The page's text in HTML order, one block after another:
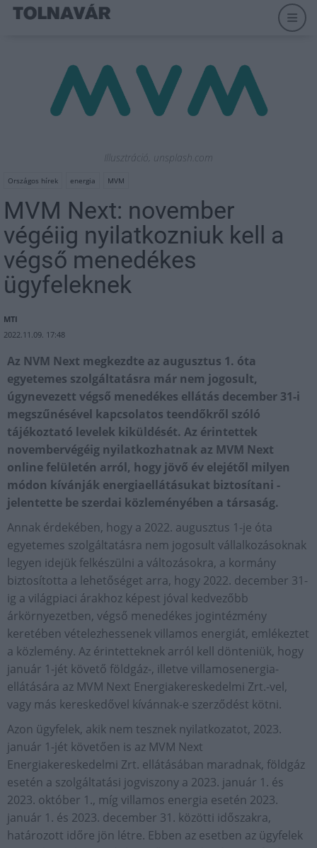
Illusztráció, unsplash.com
Országos hírek energia MVM
MVM Next: november
végéiig nyilatkozniuk kell a
végső menedékes
ügyfeleknek
MTI
2022.11.09. 17:48
Az NVM Next megkezdte az augusztus 1. óta
egyetemes szolgáltatásra már nem jogosult,
úgynevezett végső menedékes ellátás december 31-i
megszűnésével kapcsolatos teendőkről szóló
tájékoztató levelek kiküldését. Az érintettek
novembervégéig nyilatkozhatnak az MVM Next
online felületén arról, hogy jövő év elejétől milyen
módon kívánják energiaellátásukat biztosítani -
jelentette be szerdai közleményében a társaság.
Annak érdekében, hogy a 2022. augusztus 1-je óta
egyetemes szolgáltatásra nem jogosult vállalkozásoknak
legyen idejük felkészülni a változásokra, a kormány
biztosította a lehetőséget arra, hogy 2022. december 31-
ig a világpiaci árakhoz képest jóval kedvezőbb
árkörnyezetben, végső menedékes jogintézmény
keretében vételezhessenek villamos energiát, emlékeztet
a közlemény. Az érintetteknek arról kell dönteniük, hogy
január 1-jét követő földgáz-, illetve villamosenergia-
ellátására az MVM Next Energiakereskedelmi Zrt.-vel,
vagy más kereskedővel kívánnak-e szerződést kötni.
Azon ügyfelek, akik nem tesznek nyilatkozatot, 2023.
január 1-jét követően is az MVM Next
Energiakereskedelmi Zrt. ellátásában maradnak, földgáz
esetén a szolgáltatási jogviszony a 2023. január 1. és
2023. október 1., míg villamos energia esetén 2023.
január 1. és 2023. december 31. közötti időszakra,
határozott időre jön létre. Ebben az esetben az ügyfelek